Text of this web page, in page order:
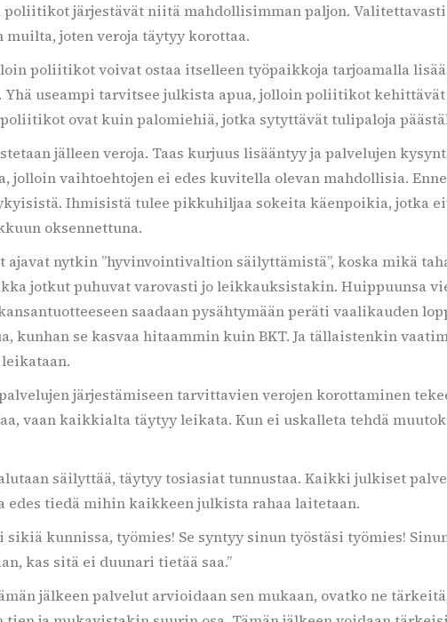
järjestävät niitä mahdollisimman paljon.
joten veroja täytyy korottaa.
poliitikot voivat ostaa itselleen työpaikkoja tarjoamalla
Yhä useampi tarvitsee julkista apua, jolloin poliitikot
ovat kuin palomiehiä, jotka sytyttävät tulipaloja
jälleen veroja. Taas kurjuus lisääntyy ja palvelujen
vaihtoehtojen ei edes kuvitella olevan mahdollisia.
Ihmisistä tulee pikkuhiljaa sokeita käenpoikia, jotka
oksennettuna.
ajavat nytkin ”hyvinvointivaltion säilyttämistä”, koska mikä
jotkut puhuvat varovasti jo leikkauksistakin. Huippuunsa
saadaan pysähtymään peräti vaalikauden
kunhan se kasvaa hitaammin kuin BKT. Ja tällaistenkin
järjestämiseen tarvittavien verojen korottaminen
vaan kaikkialta täytyy leikata. Kun ei uskalleta tehdä
säilyttää, täytyy tosiasiat tunnustaa. Kaikki julkiset
edes tiedä mihin kaikkeen julkista rahaa laitetaan.
kunnissa, työmies! Se syntyy sinun työstäsi työmies!
kas sitä ei duunari tietää saa.”
jälkeen palvelut arvioidaan sen mukaan, ovatko ne